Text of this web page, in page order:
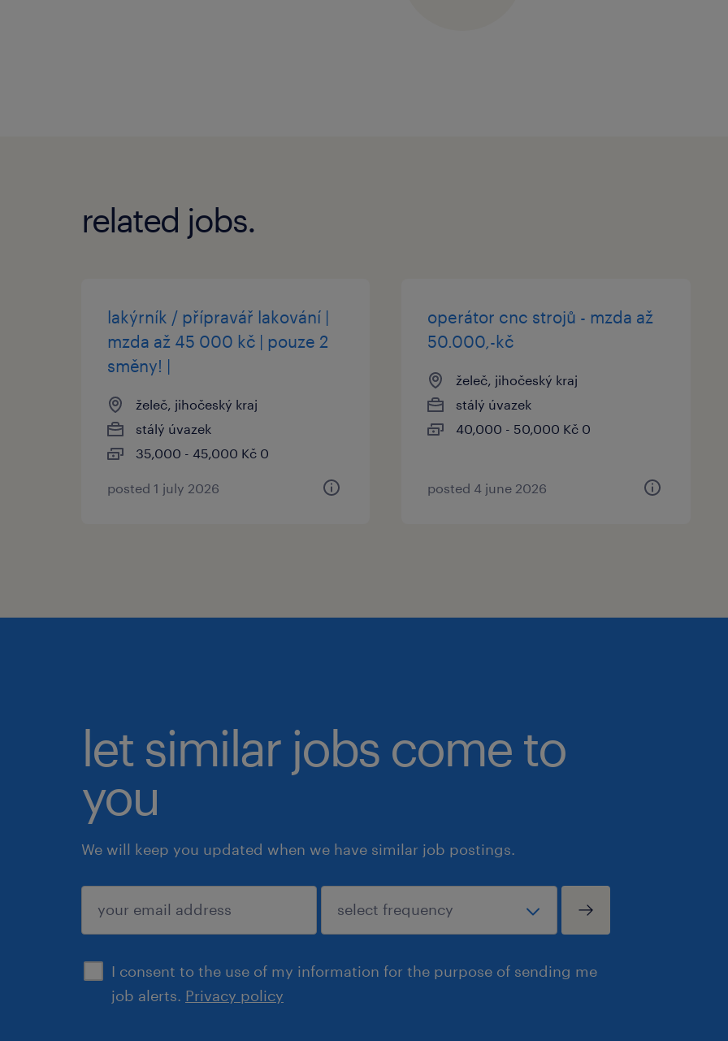
related jobs.
lakýrník / přípravář lakování |
mzda až 45 000 kč | pouze 2
směny! |
želeč, jihočeský kraj
stálý úvazek
35,000 - 45,000 Kč 0
posted 1 july 2026
operátor cnc strojů - mzda až
50.000,-kč
želeč, jihočeský kraj
stálý úvazek
40,000 - 50,000 Kč 0
posted 4 june 2026
let similar jobs come to
you
We will keep you updated when we have similar job postings.
I consent to the use of my information for the purpose of sending me
job alerts. Privacy policy
submit